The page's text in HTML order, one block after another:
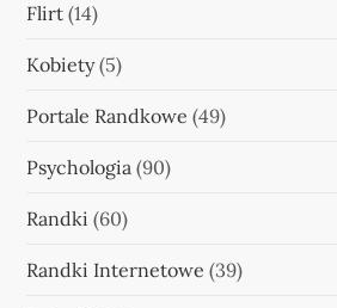
Flirt (14)
Kobiety(5)
Portale Randkowe (49)
Psychologia (90)
Randki (60)
Randki Internetowe (39)